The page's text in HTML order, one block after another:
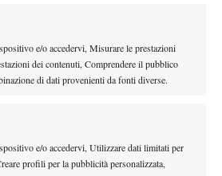
e/o accedervi, Misurare le prestazioni
dei contenuti, Comprendere il pubblico
di dati provenienti da fonti diverse.
e/o accedervi, Utilizzare dati limitati per
profili per la pubblicità personalizzata,
McDonald a Claremont (10k, terra).
(ma non per questo meno meritevoli)
Frank Dancevic, che prosegue la sua
passando per Futures come Toronto
Trinker a Il Ciaro (76 60 lo score) ha
casalingo su 19 totali.
SETTIMANA:MARTA PAIGINA (RUS)